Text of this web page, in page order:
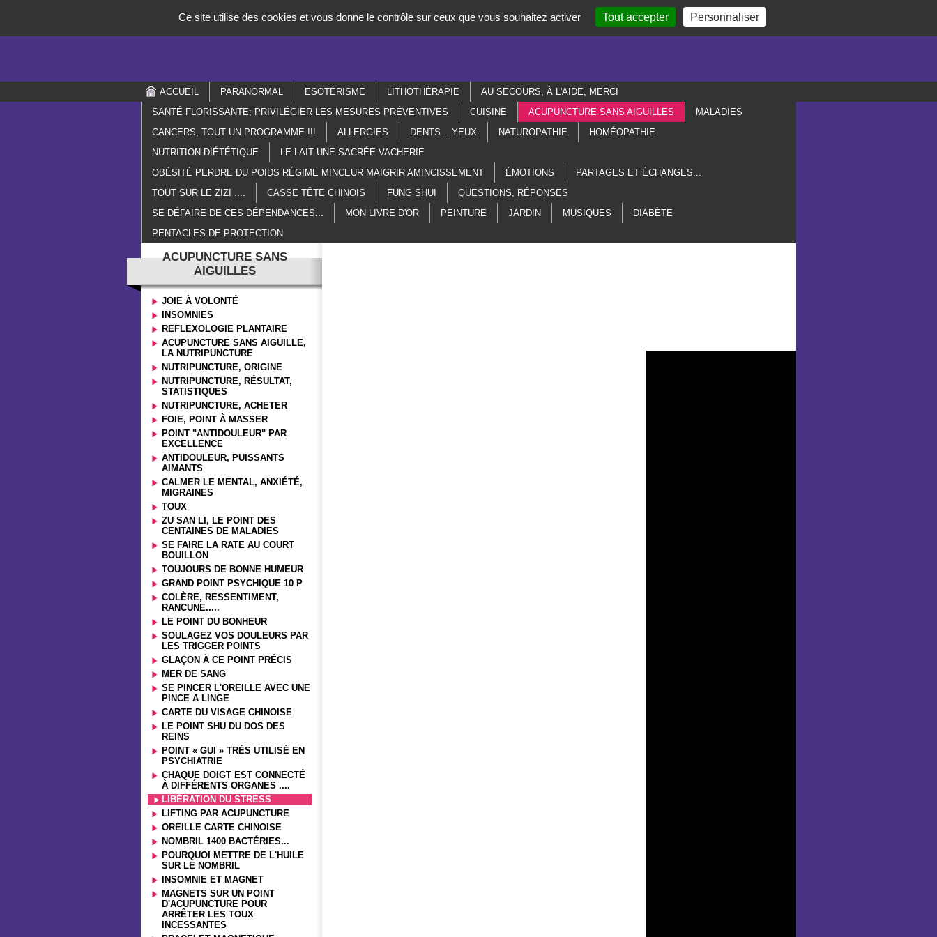
ACCUEIL PARANORMAL ESOTÉRISME LITHOTHÉRAPIE
AU SECOURS, À L'AIDE, MERCI
SANTÉ FLORISSANTE; PRIVILÉGIER LES MESURES PRÉVENTIVES
CUISINE ACUPUNCTURE SANS AIGUILLES
MALADIES
CANCERS, TOUT UN PROGRAMME !!!
ALLERGIES DENTS... YEUX NATUROPATHIE
HOMÉOPATHIE
NUTRITION-DIÉTÉTIQUE
LE LAIT UNE SACRÉE VACHERIE
OBÉSITÉ PERDRE DU POIDS RÉGIME MINCEUR MAIGRIR AMINCISSEMENT
ÉMOTIONS
PARTAGES ET ÉCHANGES...
TOUT SUR LE ZIZI ....
CASSE TÊTE CHINOIS FUNG SHUI
QUESTIONS, RÉPONSES
SE DÉFAIRE DE CES DÉPENDANCES...
MON LIVRE D'OR PEINTURE JARDIN MUSIQUES
DIABÈTE
PENTACLES DE PROTECTION
ACUPUNCTURE SANS
AIGUILLES
JOIE À VOLONTÉ
INSOMNIES
REFLEXOLOGIE PLANTAIRE
ACUPUNCTURE SANS AIGUILLE,
LA NUTRIPUNCTURE
NUTRIPUNCTURE, ORIGINE
NUTRIPUNCTURE, RÉSULTAT,
STATISTIQUES
NUTRIPUNCTURE, ACHETER
FOIE, POINT À MASSER
POINT "ANTIDOULEUR" PAR
EXCELLENCE
ANTIDOULEUR, PUISSANTS
AIMANTS
CALMER LE MENTAL, ANXIÉTÉ,
MIGRAINES
TOUX
ZU SAN LI, LE POINT DES
CENTAINES DE MALADIES
SE FAIRE LA RATE AU COURT
BOUILLON
TOUJOURS DE BONNE HUMEUR
GRAND POINT PSYCHIQUE 10 P
COLÈRE, RESSENTIMENT,
RANCUNE.....
LE POINT DU BONHEUR
SOULAGEZ VOS DOULEURS PAR
LES TRIGGER POINTS
GLAÇON À CE POINT PRÉCIS
MER DE SANG
SE PINCER L'OREILLE AVEC UNE
PINCE A LINGE
CARTE DU VISAGE CHINOISE
LE POINT SHU DU DOS DES
REINS
POINT « GUI » TRÈS UTILISÉ EN
PSYCHIATRIE
CHAQUE DOIGT EST CONNECTÉ
À DIFFÉRENTS ORGANES ....
LIBÉRATION DU STRESS
LIFTING PAR ACUPUNCTURE
OREILLE CARTE CHINOISE
NOMBRIL 1400 BACTÉRIES...
POURQUOI METTRE DE L'HUILE
SUR LE NOMBRIL
INSOMNIE ET MAGNET
MAGNETS SUR UN POINT
D'ACUPUNCTURE POUR
ARRÊTER LES TOUX
INCESSANTES
Ce site utilise des cookies et vous donne le contrôle sur ceux que vous souhaitez activer Tout accepter Personnaliser